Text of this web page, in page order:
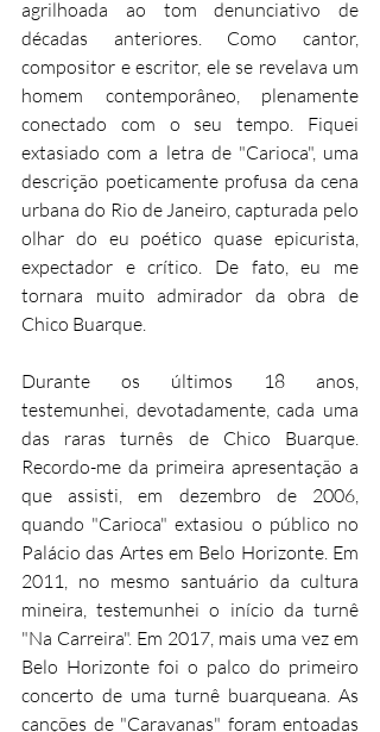
agrilhoada ao tom denunciativo de
décadas anteriores. Como cantor,
compositor e escritor, ele se revelava um
homem contemporâneo, plenamente
conectado com o seu tempo. Fiquei
extasiado com a letra de "Carioca", uma
descrição poeticamente profusa da cena
urbana do Rio de Janeiro, capturada pelo
olhar do eu poético quase epicurista,
expectador e crítico. De fato, eu me
tornara muito admirador da obra de
Chico Buarque.
Durante os últimos 18 anos,
testemunhei, devotadamente, cada uma
das raras turnês de Chico Buarque.
Recordo-me da primeira apresentação a
que assisti, em dezembro de 2006,
quando "Carioca" extasiou o público no
Palácio das Artes em Belo Horizonte. Em
2011, no mesmo santuário da cultura
mineira, testemunhei o início da turnê
"Na Carreira". Em 2017, mais uma vez em
Belo Horizonte foi o palco do primeiro
concerto de uma turnê buarqueana. As
canções de "Caravanas" foram entoadas